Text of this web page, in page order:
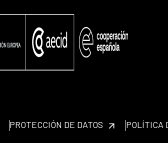
PROTECCIÓN DE DATOS POLÍTICA